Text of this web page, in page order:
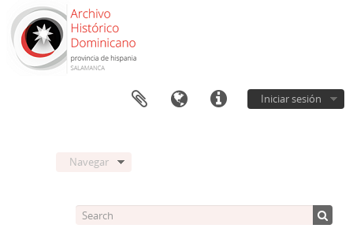
Iniciar sesión
Navegar